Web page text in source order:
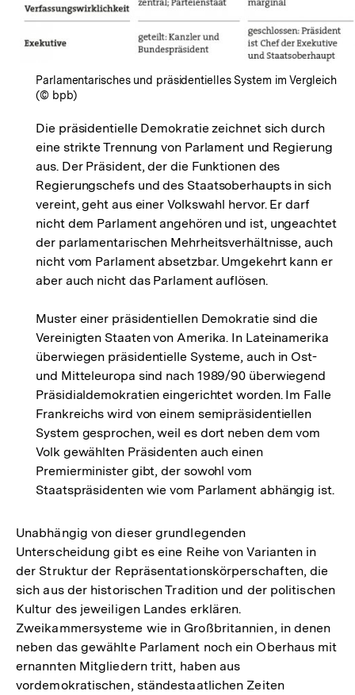
Parlamentarisches und präsidentielles System im Vergleich
(© bpb)
Die präsidentielle Demokratie zeichnet sich durch
eine strikte Trennung von Parlament und Regierung
aus. Der Präsident, der die Funktionen des
Regierungschefs und des Staatsoberhaupts in sich
vereint, geht aus einer Volkswahl hervor. Er darf
nicht dem Parlament angehören und ist, ungeachtet
der parlamentarischen Mehrheitsverhältnisse, auch
nicht vom Parlament absetzbar. Umgekehrt kann er
aber auch nicht das Parlament auflösen.
Muster einer präsidentiellen Demokratie sind die
Vereinigten Staaten von Amerika. In Lateinamerika
überwiegen präsidentielle Systeme, auch in Ost-
und Mitteleuropa sind nach 1989/90 überwiegend
Präsidialdemokratien eingerichtet worden. Im Falle
Frankreichs wird von einem semi­präsidentiellen
System gesprochen, weil es dort neben dem vom
Volk gewählten Präsidenten auch einen
Premierminister gibt, der sowohl vom
Staatspräsidenten wie vom Parlament abhängig ist.
Unabhängig von dieser grundlegenden
Unterscheidung gibt es eine Reihe von Varianten in
der Struktur der Repräsentationskörperschaften, die
sich aus der historischen Tradition und der politischen
Kultur des jeweiligen Landes erklären.
Zweikammersysteme wie in Großbritannien, in denen
neben das gewählte Parlament noch ein Oberhaus mit
ernannten Mitgliedern tritt, haben aus
vordemokratischen, ständestaatlichen Zeiten